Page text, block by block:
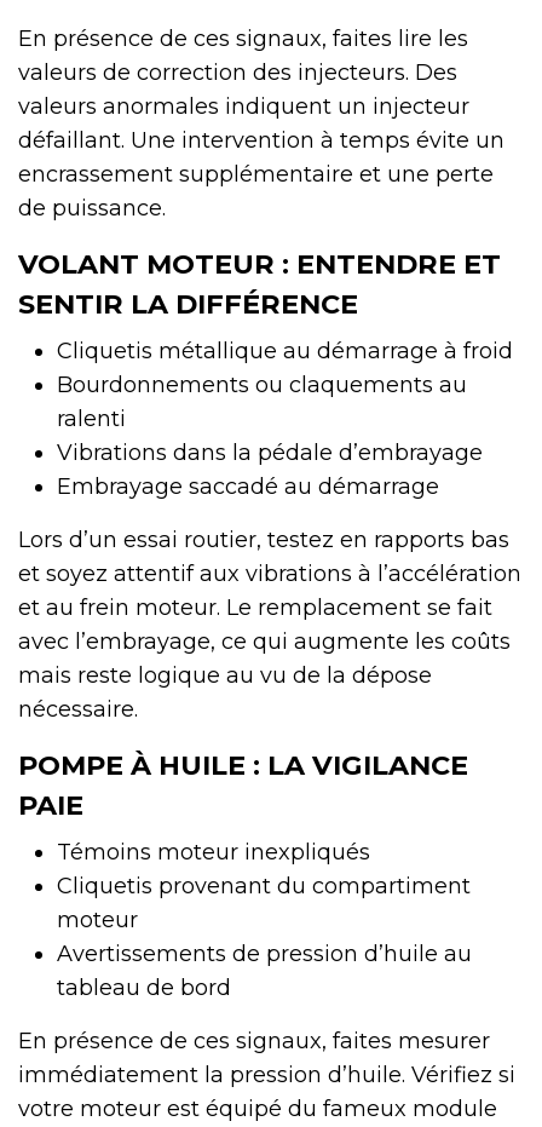
En présence de ces signaux, faites lire les
valeurs de correction des injecteurs. Des
valeurs anormales indiquent un injecteur
défaillant. Une intervention à temps évite un
encrassement supplémentaire et une perte
de puissance.
VOLANT MOTEUR : ENTENDRE ET
SENTIR LA DIFFÉRENCE
Cliquetis métallique au démarrage à froid
Bourdonnements ou claquements au
ralenti
Vibrations dans la pédale d’embrayage
Embrayage saccadé au démarrage
Lors d’un essai routier, testez en rapports bas
et soyez attentif aux vibrations à l’accélération
et au frein moteur. Le remplacement se fait
avec l’embrayage, ce qui augmente les coûts
mais reste logique au vu de la dépose
nécessaire.
POMPE À HUILE : LA VIGILANCE
PAIE
Témoins moteur inexpliqués
Cliquetis provenant du compartiment
moteur
Avertissements de pression d’huile au
tableau de bord
En présence de ces signaux, faites mesurer
immédiatement la pression d’huile. Vérifiez si
votre moteur est équipé du fameux module